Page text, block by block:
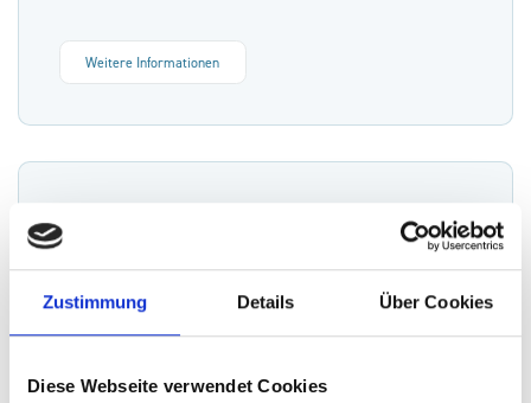
Zustimmung Details Über Cookies
Diese Webseite verwendet Cookies
Weitere Informationen
Für Bewerber
hin zu Mitarbeitervorteilen.